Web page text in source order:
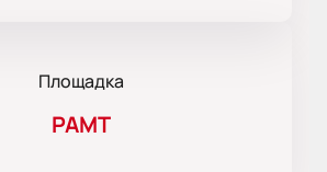
Площадка
РАМТ